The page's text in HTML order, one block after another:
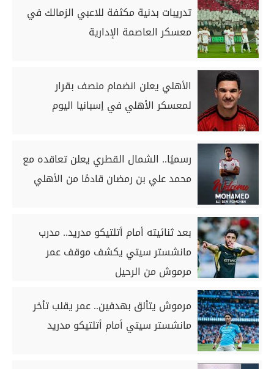
تدريبات بدنية مكثفة للاعبي الزمالك في
معسكر العاصمة الإدارية
الأهلي يعلن انضمام منصف بقرار
لمعسكر الأهلي في إسبانيا اليوم
رسميًا.. الشمال القطري يعلن تعاقده مع
محمد علي بن رمضان قادمًا من الأهلي
بعد ثنائيته أمام أتلتيكو مدريد.. مدرب
مانشستر سيتي يكشف موقف عمر
مرموش من الرحيل
مرموش يتألق بهدفين.. عمر يقلب تأخر
مانشستر سيتي أمام أتلتيكو مدريد